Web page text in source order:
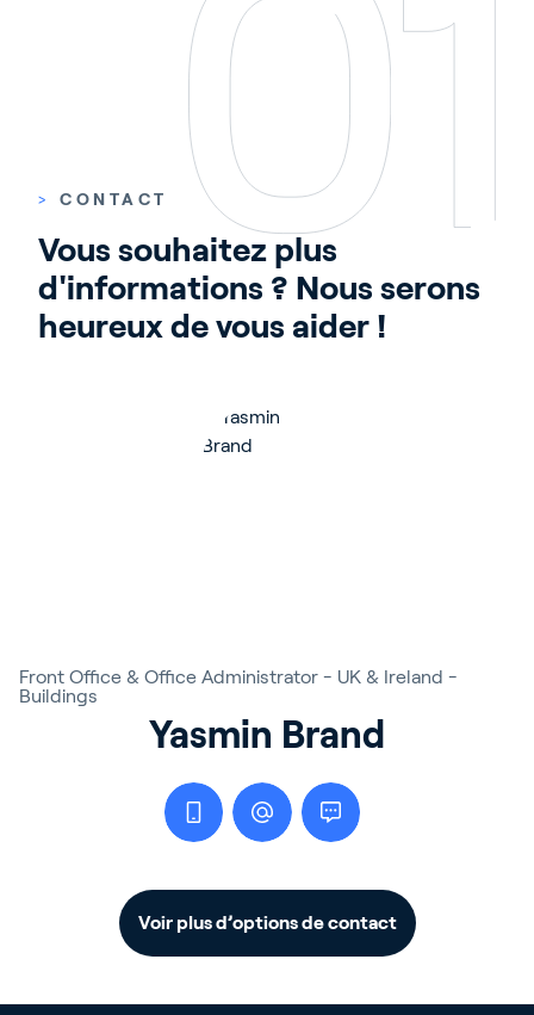
> CONTACT
Vous souhaitez plus
d'informations ? Nous serons
heureux de vous aider !
Front Office & Office Administrator - UK & Ireland -
Buildings
Yasmin Brand
Voir plus d’options de contact